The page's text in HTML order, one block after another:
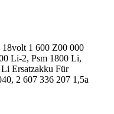
1 600 Z00 000
Li-2, Psm 1800 Li,
Ersatzakku Für
2 607 336 207 1,5a